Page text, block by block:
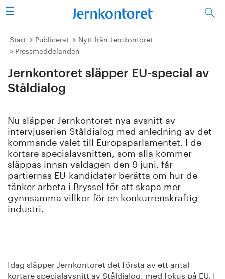
Sök
Stålindustrin
Forskning/utbildning
Energi/miljö
Vi tycker
Publicerat
Bildbank
Om oss
Start Publicerat
Nytt från Jernkontoret
Pressmeddelanden
Jernkontoret släpper EU-special av
Ståldialog
Nu släpper Jernkontoret nya avsnitt av
intervjuserien Ståldialog med anledning av det
kommande valet till Europaparlamentet. I de
kortare specialavsnitten, som alla kommer
släppas innan valdagen den 9 juni , får
partiernas EU-kandidater berätta om hur de
tänker arbeta i Bryssel för att skapa mer
gynnsamma villkor för en konkurrenskraftig
industri.
Idag släpper Jernkontoret det första av ett antal
kortare specialavsnitt av Ståldialog, med fokus på EU. I